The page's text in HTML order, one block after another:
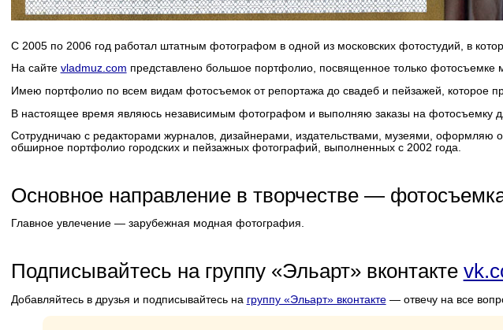
С 2005 по 2006 год работал штатным фотографом в одной из московских фотостудий, в
На сайте vladmuz.com представлено большое портфолио, посвященное только
Имею портфолио по всем видам фотосъемок от репортажа до свадеб и пейзажей, которое
В настоящее время являюсь независимым фотографом и выполняю заказы на фотосъемку
Сотрудничаю с редакторами журналов, дизайнерами, издательствами, музеями,
обширное портфолио городских и пейзажных фотографий, выполненных с 2002 года.
Основное направление в творчестве —
Главное увлечение — зарубежная модная фотография.
Подписывайтесь на группу «Эльарт» вконтакте
Добавляйтесь в друзья и подписывайтесь на группу «Эльарт» вконтакте— отвечу на все